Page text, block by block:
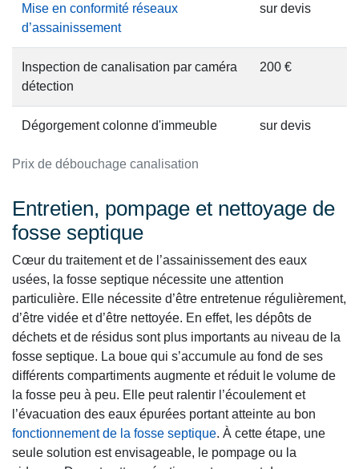
Prix de débouchage canalisation
Mise en conformité réseaux
d’assainissement
sur devis
Inspection de canalisation par caméra
détection
200 €
Dégorgement colonne d'immeuble sur devis
Entretien, pompage et nettoyage de
fosse septique
Cœur du traitement et de l’assainissement des eaux
usées, la fosse septique nécessite une attention
particulière. Elle nécessite d’être entretenue régulièrement,
d’être vidée et d’être nettoyée. En effet, les dépôts de
déchets et de résidus sont plus importants au niveau de la
fosse septique. La boue qui s’accumule au fond de ses
différents compartiments augmente et réduit le volume de
la fosse peu à peu. Elle peut ralentir l’écoulement et
l’évacuation des eaux épurées portant atteinte au bon
fonctionnement de la fosse septique. À cette étape, une
seule solution est envisageable, le pompage ou la